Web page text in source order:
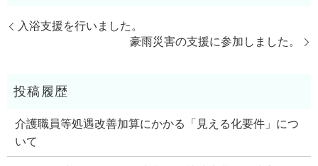
入浴支援を行いました。
豪雨災害の支援に参加しました。
介護職員等処遇改善加算にかかる「見える化要件」につ
いて